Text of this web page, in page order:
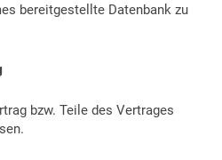
bereitgestellte Datenbank zu
bzw. Teile des Vertrages